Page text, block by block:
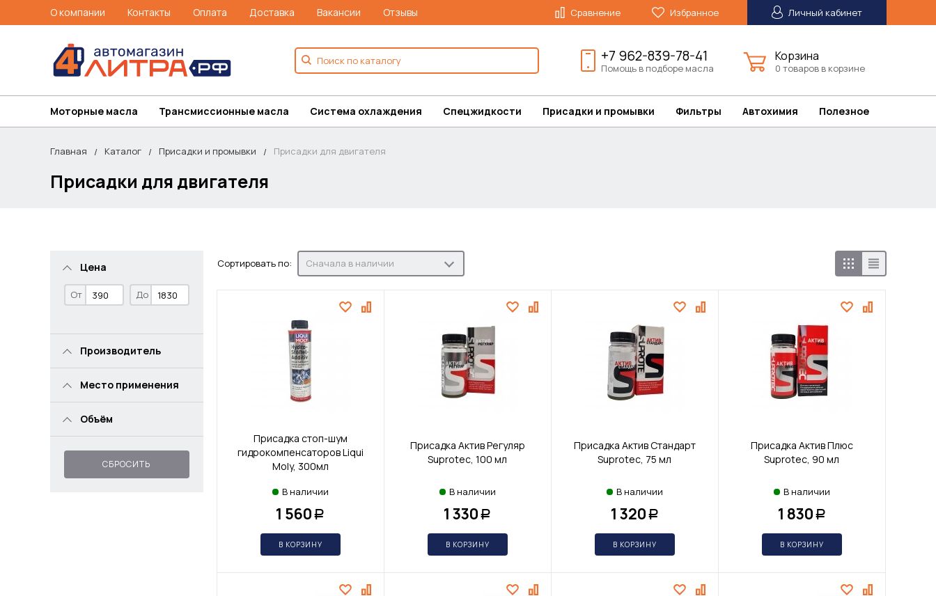
О компании Контакты Оплата Доставка Вакансии Отзывы Сравнение Избранное Личный кабинет
+7 962-839-78-41
Помощь в подборе масла
Корзина
0 товаров в корзине
Моторные масла Трансмиссионные масла Система охлаждения Спецжидкости Присадки и промывки Фильтры Автохимия Полезное
Главная Каталог Присадки и промывки Присадки для двигателя
Присадки для двигателя
Цена
От До
Производитель
Место применения
Объём
СБРОСИТЬ
Сортировать по: Сначала в наличии
Присадка стоп-шум
гидрокомпенсаторов Liqui
Moly, 300мл
В наличии
1 560 Р
В КОРЗИНУ
Присадка Актив Регуляр
Suprotec, 100 мл
В наличии
1 330 Р
В КОРЗИНУ
Присадка Актив Стандарт
Suprotec, 75 мл
В наличии
1 320 Р
В КОРЗИНУ
Присадка Актив Плюс
Suprotec, 90 мл
В наличии
1 830 Р
В КОРЗИНУ